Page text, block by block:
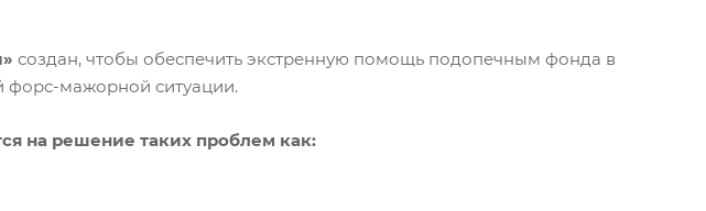
создан, чтобы обеспечить экстренную помощь подопечным фонда в
форс-мажорной ситуации.
на решение таких проблем как: